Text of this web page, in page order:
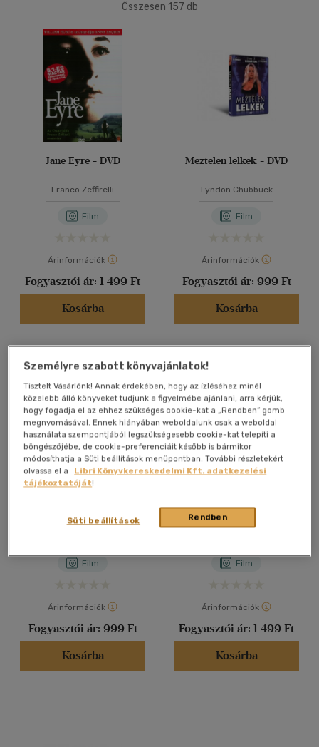
Felnőtt
(149)
Nyelv szerint
Magyar(105)
Angol(11)
Magyar-angol-török
Olasz
(1)
(4)
Alkalmaz
Összesen 157 db
Jane Eyre - DVD
Franco Zeffirelli
Film
Árinformációk
Fogyasztói ár: 1 499 Ft
Kosárba
Meztelen lelkek - DVD
Lyndon Chubbuck
Film
Árinformációk
Fogyasztói ár: 999 Ft
Kosárba
Film
Árinformációk
Fogyasztói ár: 999 Ft
Kosárba
Az órák - DVD
Film
Árinformációk
Fogyasztói ár: 1 499 Ft
Kosárba
Személyre szabott könyvajánlatok!
Tisztelt Vásárlónk! Annak érdekében, hogy az ízléséhez minél
közelebb álló könyveket tudjunk a figyelmébe ajánlani, arra kérjük,
hogy fogadja el az ehhez szükséges cookie-kat a „Rendben” gomb
megnyomásával. Ennek hiányában weboldalunk csak a weboldal
használata szempontjából legszükségesebb cookie-kat telepíti a
böngészőjébe, de cookie-preferenciáit később is bármikor
módosíthatja a Süti beállítások menüpontban. További részletekért
olvassa el a
Libri Könyvkereskedelmi Kft. adatkezelési
tájékoztatóját!
Rendben
Süti beállítások